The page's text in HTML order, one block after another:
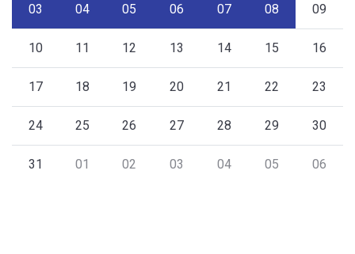
03 04 05 06 07 08 09
10 11 12 13 14 15 16
17 18 19 20 21 22 23
24 25 26 27 28 29 30
31 01 02 03 04 05 06